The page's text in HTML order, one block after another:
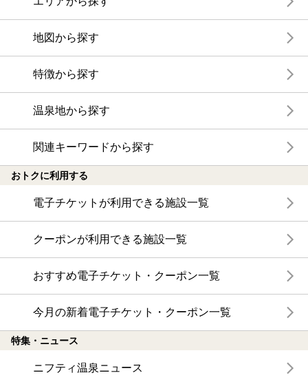
地図から探す
特徴から探す
温泉地から探す
関連キーワードから探す
おトクに利用する
電子チケットが利用できる施設一覧
クーポンが利用できる施設一覧
おすすめ電子チケット・クーポン一覧
今月の新着電子チケット・クーポン一覧
特集・ニュース
ニフティ温泉ニュース